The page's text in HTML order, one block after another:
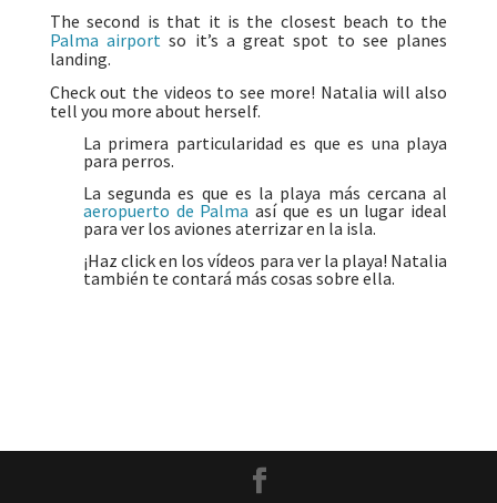
The second is that it is the closest beach to the
Palma airport so it’s a great spot to see planes
landing.
Check out the videos to see more! Natalia will also
tell you more about herself.
La primera particularidad es que es una playa
para perros.
La segunda es que es la playa más cercana al
aeropuerto de Palma así que es un lugar ideal
para ver los aviones aterrizar en la isla.
¡Haz click en los vídeos para ver la playa! Natalia
también te contará más cosas sobre ella.